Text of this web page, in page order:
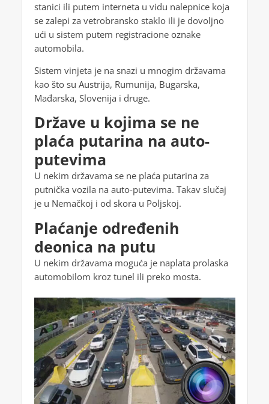
stanici ili putem interneta u vidu nalepnice koja
se zalepi za vetrobransko staklo ili je dovoljno
ući u sistem putem registracione oznake
automobila.
Sistem vinjeta je na snazi u mnogim državama
kao što su Austrija, Rumunija, Bugarska,
Mađarska, Slovenija i druge.
Države u kojima se ne
plaća putarina na auto-
putevima
U nekim državama se ne plaća putarina za
putnička vozila na auto-putevima. Takav slučaj
je u Nemačkoj i od skora u Poljskoj.
Plaćanje određenih
deonica na putu
U nekim državama moguća je naplata prolaska
automobilom kroz tunel ili preko mosta.